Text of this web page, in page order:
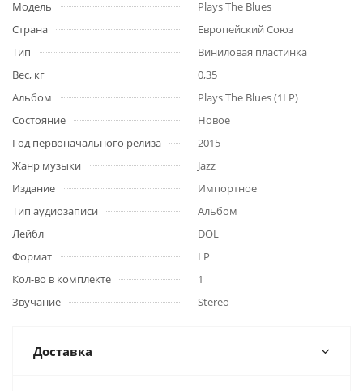
Модель
Plays The Blues
Страна
Европейский Союз
Тип
Виниловая пластинка
Вес, кг
0,35
Альбом
Plays The Blues (1LP)
Состояние
Новое
Год первоначального релиза
2015
Жанр музыки
Jazz
Издание
Импортное
Тип аудиозаписи
Альбом
Лейбл
DOL
Формат
LP
Кол-во в комплекте
1
Звучание
Stereo
Доставка